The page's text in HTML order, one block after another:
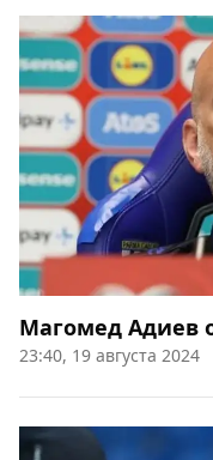
Магомед Адиев
23:40, 19 августа 2024